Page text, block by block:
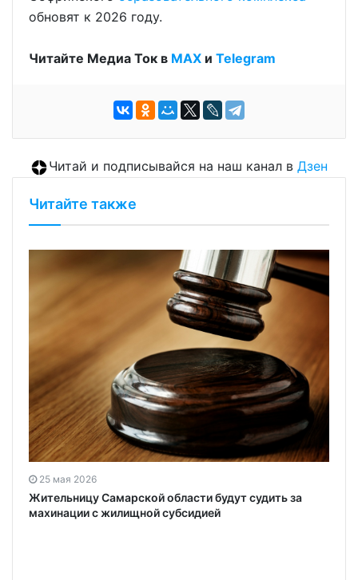
обновят к 2026 году.
Читайте Медиа Ток в МАХ и Telegram
Читай и подписывайся на наш канал в Дзен
Читайте также
25 мая 2026
Жительницу Самарской области будут судить за
махинации с жилищной субсидией